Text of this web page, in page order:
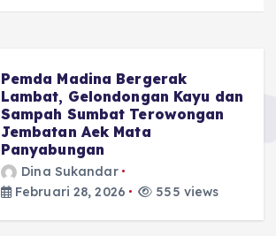
Pemda Madina Bergerak
Lambat, Gelondongan Kayu dan
Sampah Sumbat Terowongan
Jembatan Aek Mata
Panyabungan
Dina Sukandar
Februari 28, 2026
555 views